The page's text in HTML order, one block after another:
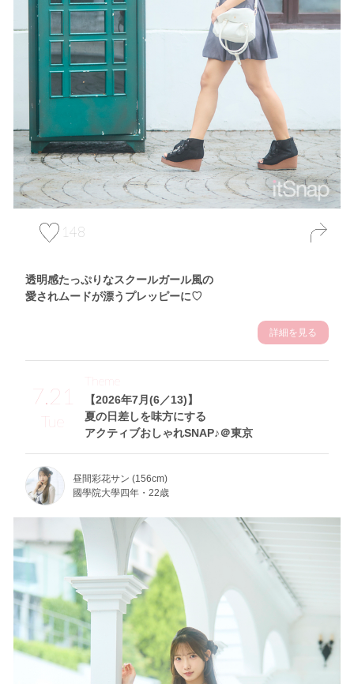
148
透明感たっぷりなスクールガール風の
愛されムードが漂うプレッピーに♡
詳細を見る
7.21
Tue
【2026年7月(6／13)】
夏の日差しを味方にする
アクティブおしゃれSNAP♪＠東京
Theme
昼間彩花サン (156cm)
國學院大學四年・22歳